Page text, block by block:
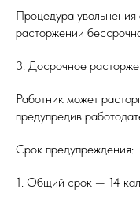
Процедура увольнения
расторжении
3. Досрочное
Работник может
предупредив
Срок предупреждения:
1. Общий срок — 14